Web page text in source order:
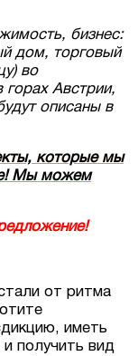
бизнес:
дом, торговый
во
Австрии,
описаны в
которые мы
Мы можем
дложение!
от ритма
иметь
получить вид